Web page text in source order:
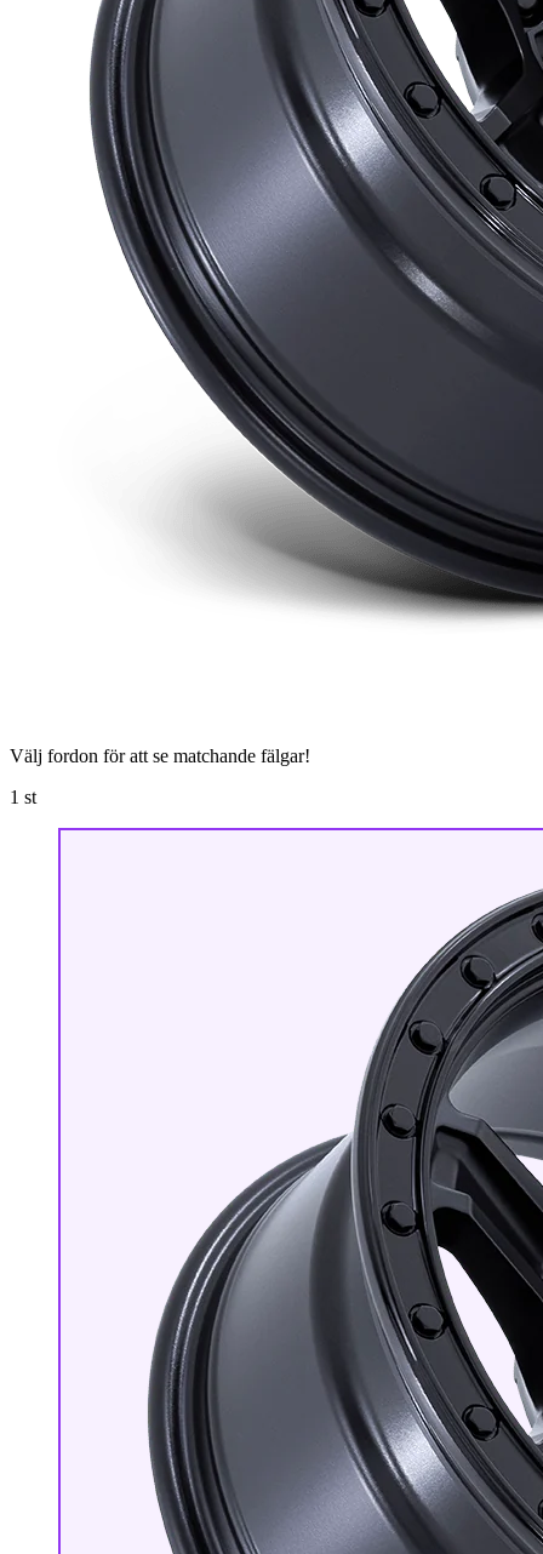
Välj fordon för att se matchande fälgar!
1 st